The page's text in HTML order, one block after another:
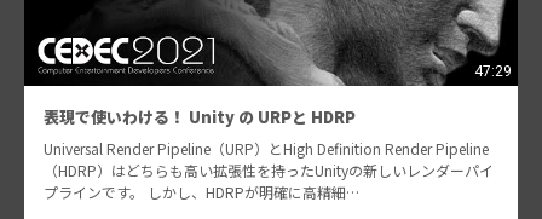
47:29
表現で使いわける！ Unity の URPと HDRP
Universal Render Pipeline（URP）とHigh Definition Render Pipeline
（HDRP）はどちらも高い拡張性を持ったUnityの新しいレンダーパイ
プラインです。 しかし、HDRPが明確に高精細…